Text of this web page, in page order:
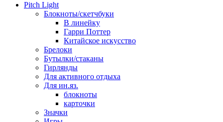
Pitch Light
Блокноты/скетчбуки
В линейку
Гарри Поттер
Китайское искусство
Брелоки
Бутылки/стаканы
Гирлянды
Для активного отдыха
Для ин.яз.
блокноты
карточки
Значки